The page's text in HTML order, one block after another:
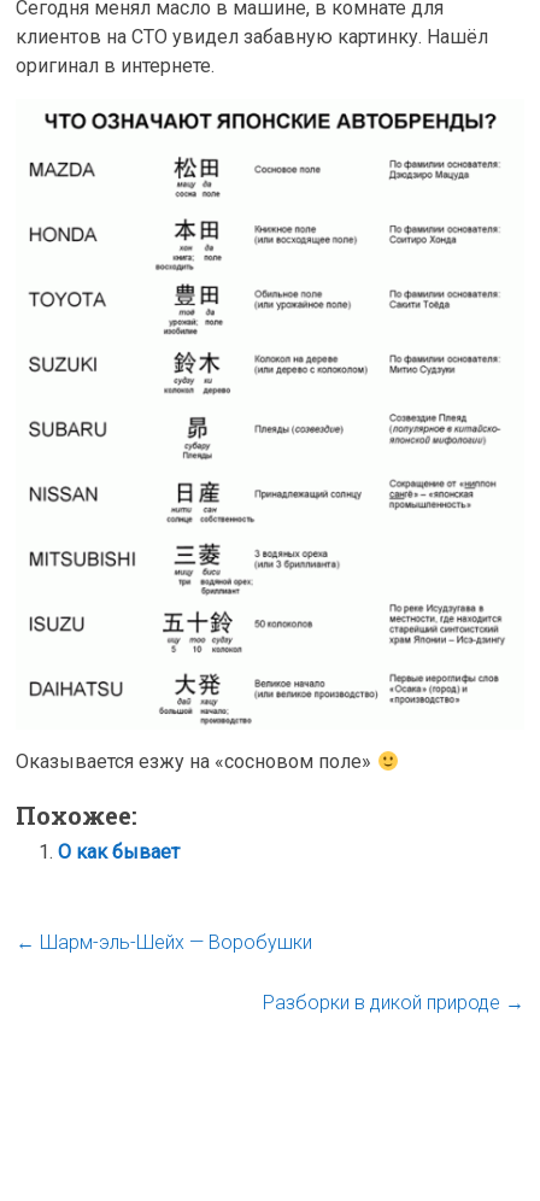
Сегодня менял масло в машине, в комнате для
клиентов на СТО увидел забавную картинку. Нашёл
оригинал в интернете.
Оказывается езжу на «сосновом поле»
Похожее:
О как бывает
← Шарм-эль-Шейх — Воробушки
Разборки в дикой природе →